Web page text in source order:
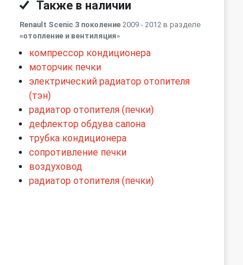
Также в наличии
Renault Scenic 3 поколение 2009 - 2012 в разделе
«отопление и вентиляция»
компрессор кондиционера
моторчик печки
электрический радиатор отопителя
(тэн)
радиатор отопителя (печки)
дефлектор обдува салона
трубка кондиционера
сопротивление печки
воздуховод
радиатор отопителя (печки)